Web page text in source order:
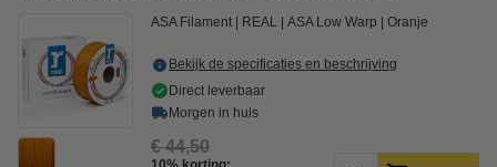
ASA Filament REAL ASA Low Warp Oranje
Bekijk de specificaties en beschrijving
Direct leverbaar
Morgen in huis
€ 44,50